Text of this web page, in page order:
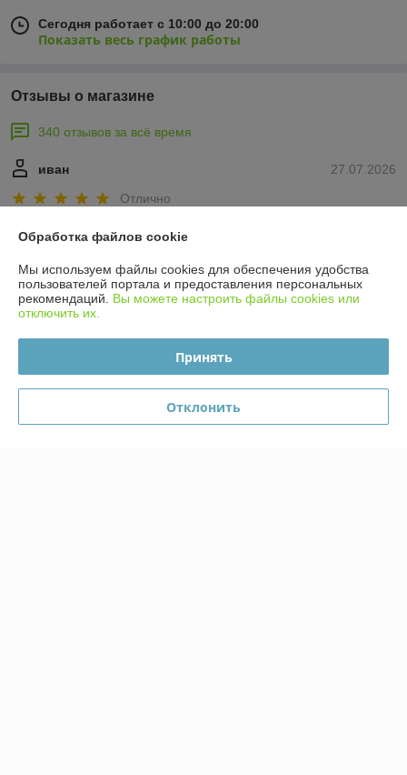
Сегодня работает с 10:00 до 20:00
Показать весь график работы
Отзывы о магазине
340 отзывов за всё время
27.07.2026
иван
Отлично
Сделка подтверждена через корзину
08.07.2026
Тимур
Сделка подтверждена через корзину
Обработка файлов cookie
Мы используем файлы cookies для обеспечения удобства
пользователей портала и предоставления персональных
рекомендаций. Вы можете настроить файлы cookies или
отключить их.
Принять
Отклонить